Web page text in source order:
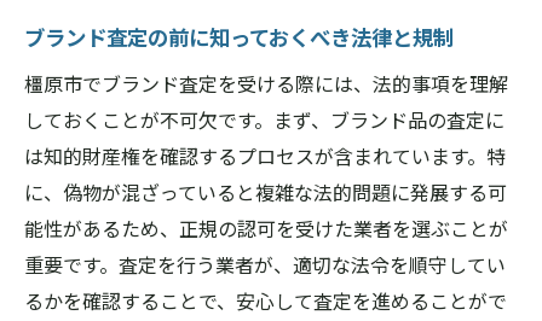
査定後の価値を高めるための戦略
橿原市でブランド査定を受ける際に注意すべき
ポイント
ブランド査定を受ける前に確認すべきこと
橿原市の査定中に避けるべき行動
査定に影響を与える環境要因とその対策
査定プロセスでのトラブル回避術
ブランド査定の前に知っておくべき法律と規制
橿原市でブランド査定を受ける際には、法的事項を理解
しておくことが不可欠です。まず、ブランド品の査定に
は知的財産権を確認するプロセスが含まれています。特
に、偽物が混ざっていると複雑な法的問題に発展する可
能性があるため、正規の認可を受けた業者を選ぶことが
重要です。査定を行う業者が、適切な法令を順守してい
るかを確認することで、安心して査定を進めることがで